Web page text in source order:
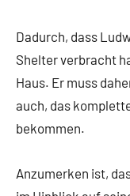
Dadurch, dass
Shelter verbracht
Haus. Er muss
auch, das
bekommen.
Anzumerken ist,